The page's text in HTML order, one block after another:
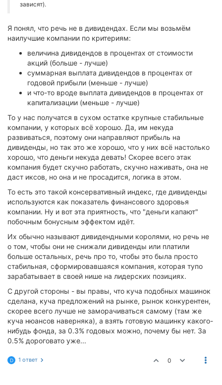
зависят).
Я понял, что речь не в дивидендах. Если мы возьмём
наилучшие компании по критериям:
величина дивидендов в процентах от стоимости
акций (больше - лучше)
суммарная выплата дивидендов в процентах от
годовой прибыли (меньше - лучше)
и что-то вроде выплата дивидендов в процентах от
капитализации (меньше - лучше)
То у нас получатся в сухом остатке крупные стабильные
компании, у которых всё хорошо. Да, им некуда
развиваться, поэтому они направляют прибыль на
дивиденды, но так это же хорошо, что у них всё настолько
хорошо, что деньги некуда девать! Скорее всего этак
компания будет скучно работать, скучно наживать, она не
даст иксов, но она и не просадится, логика в этом.
То есть это такой консервативный индекс, где дивиденды
используются как показатель финансового здоровья
компании. Ну и вот эта приятность, что "деньги капают"
побочным бонусным эффектом идёт.
Их обычно называют дивидендными королями, но речь не
о том, чтобы они не снижали дивиденды или платили
больше остальных, речь про то, чтобы это была просто
стабильная, сформировавшаяся компания, которая тупо
зарабатывает в своей нише на лидерских позициях.
С другой стороны - вы правы, что куча подобных машинок
сделана, куча предложений на рынке, рынок конкурентен,
скорее всего лучше не заморачиваться самому (там же
куча нюансов наверняка), а взять готовую машинку какого-
нибудь фонда, за 0.3% годовых можно, почему бы нет. За
0.5% дороговато уже...
D 1 ответ 0